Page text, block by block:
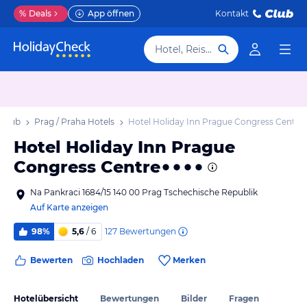
% Deals App öffnen Kontakt
Hotel, Reiseziel
Prag / Praha Hotels Hotel Holiday Inn Prague Congress Centre
Hotel Holiday Inn Prague
Congress Centre
Na Pankraci 1684/15 140 00 Prag Tschechische Republik
Auf Karte anzeigen
98% 5,6 / 6 127 Bewertungen
Bewerten Hochladen Merken
Hotelübersicht Bewertungen Bilder Fragen